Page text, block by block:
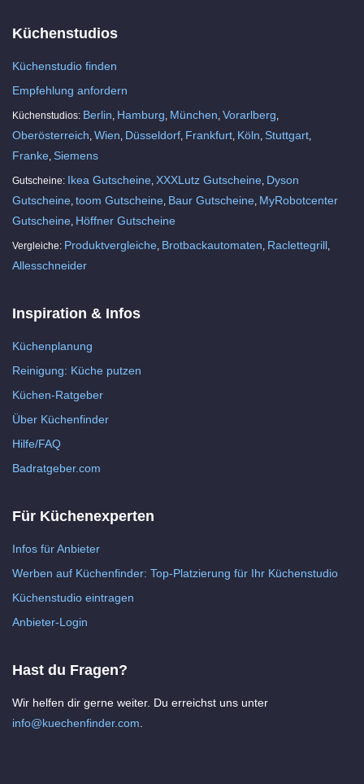
Küchenstudios
Küchenstudio finden
Empfehlung anfordern
Küchenstudios: Berlin Hamburg München Vorarlberg
Oberösterreich Wien Düsseldorf Frankfurt Köln Stuttgart
Franke Siemens
Gutscheine: Ikea Gutscheine XXXLutz Gutscheine Dyson
Gutscheine toom Gutscheine Baur Gutscheine MyRobotcenter
Gutscheine Höffner Gutscheine
Vergleiche: Produktvergleiche Brotbackautomaten Raclettegrill
Allesschneider
Inspiration & Infos
Küchenplanung
Reinigung: Küche putzen
Küchen-Ratgeber
Über Küchenfinder
Hilfe/FAQ
Badratgeber.com
Für Küchenexperten
Infos für Anbieter
Werben auf Küchenfinder: Top-Platzierung für Ihr Küchenstudio
Küchenstudio eintragen
Anbieter-Login
Hast du Fragen?
Wir helfen dir gerne weiter. Du erreichst uns unter
info@kuechenfinder.com.